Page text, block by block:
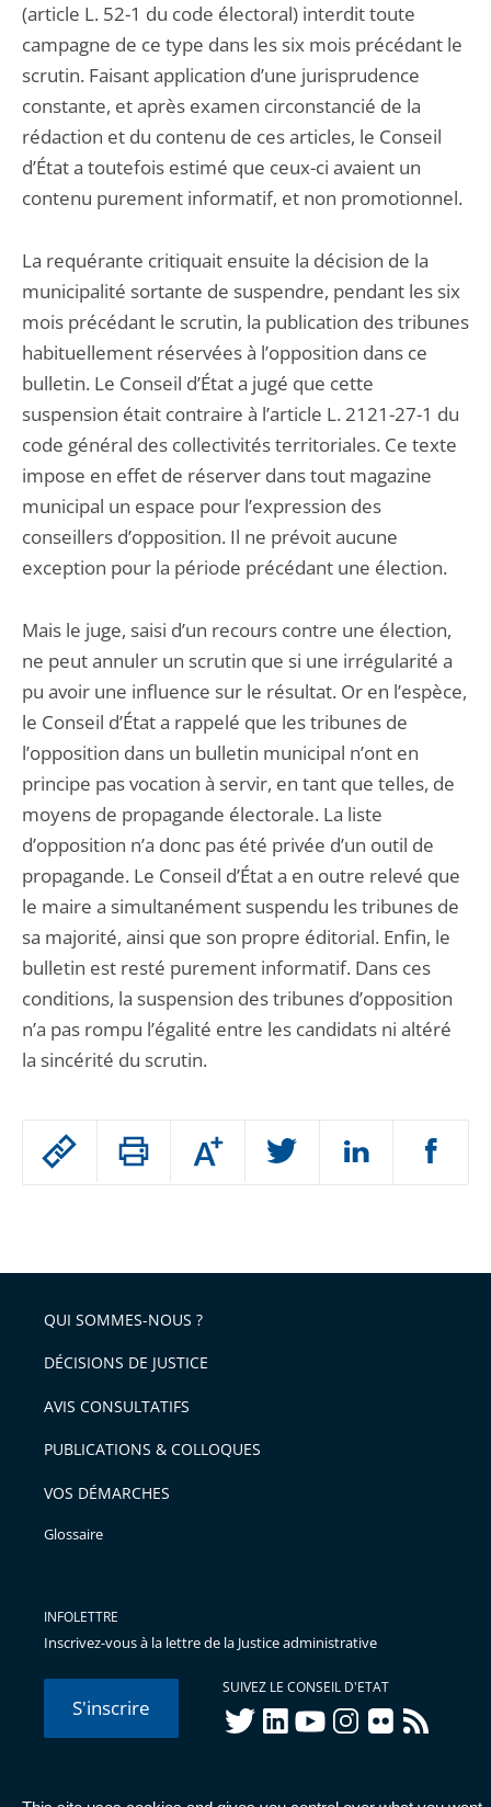
Passer
arriver
après
Augmenter
ou
l'article
pour
avant
(article L. 52-1 du code électoral) interdit toute
campagne de ce type dans les six mois précédant le
scrutin. Faisant application d’une jurisprudence
constante, et après examen circonstancié de la
rédaction et du contenu de ces articles, le Conseil
d’État a toutefois estimé que ceux-ci avaient un
contenu purement informatif, et non promotionnel.
La requérante critiquait ensuite la décision de la
municipalité sortante de suspendre, pendant les six
mois précédant le scrutin, la publication des tribunes
habituellement réservées à l’opposition dans ce
bulletin. Le Conseil d’État a jugé que cette
suspension était contraire à l’article L. 2121-27-1 du
code général des collectivités territoriales. Ce texte
impose en effet de réserver dans tout magazine
municipal un espace pour l’expression des
conseillers d’opposition. Il ne prévoit aucune
exception pour la période précédant une élection.
Mais le juge, saisi d’un recours contre une élection,
ne peut annuler un scrutin que si une irrégularité a
pu avoir une influence sur le résultat. Or en l’espèce,
le Conseil d’État a rappelé que les tribunes de
l’opposition dans un bulletin municipal n’ont en
principe pas vocation à servir, en tant que telles, de
moyens de propagande électorale. La liste
d’opposition n’a donc pas été privée d’un outil de
propagande. Le Conseil d’État a en outre relevé que
le maire a simultanément suspendu les tribunes de
sa majorité, ainsi que son propre éditorial. Enfin, le
bulletin est resté purement informatif. Dans ces
conditions, la suspension des tribunes d’opposition
n’a pas rompu l’égalité entre les candidats ni altéré
la sincérité du scrutin.
QUI SOMMES-NOUS ?
DÉCISIONS DE JUSTICE
AVIS CONSULTATIFS
PUBLICATIONS & COLLOQUES
VOS DÉMARCHES
Glossaire
INFOLETTRE
Inscrivez-vous à la lettre de la Justice administrative
S'inscrire
SUIVEZ LE CONSEIL D'ETAT
twitterlinkedInyoutubeinstagram
flickr rss